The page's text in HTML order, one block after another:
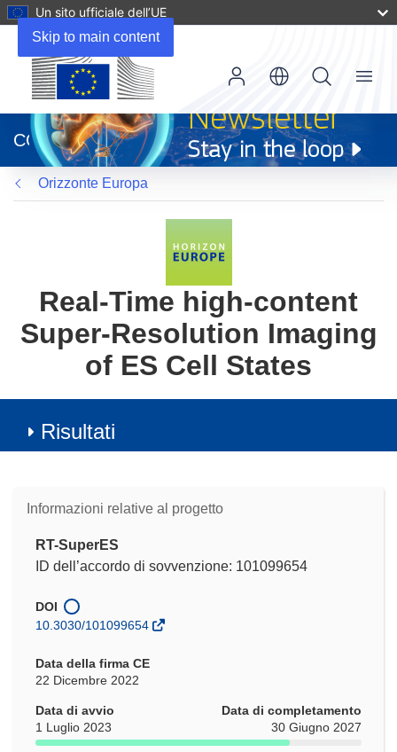
Skip to main content
Un sito ufficiale dell’UE
apre
in
una
nuova
finestra)
CORDIS
Menu
Orizzonte Europa
Real-Time high-content
Super-Resolution Imaging
of ES Cell States
Risultati
Informazioni relative al progetto
RT-SuperES
ID dell’accordo di sovvenzione: 101099654
DOI
10.3030/101099654
Data della firma CE
22 Dicembre 2022
Data di avvio
1 Luglio 2023
Data di completamento
30 Giugno 2027